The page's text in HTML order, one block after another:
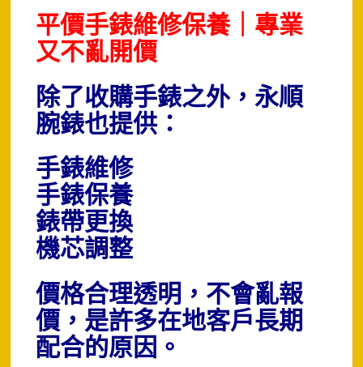
平價手錶維修保養｜專業
又不亂開價
除了收購手錶之外，永順
腕錶也提供：
手錶維修
手錶保養
錶帶更換
機芯調整
價格合理透明，不會亂報
價，是許多在地客戶長期
配合的原因。